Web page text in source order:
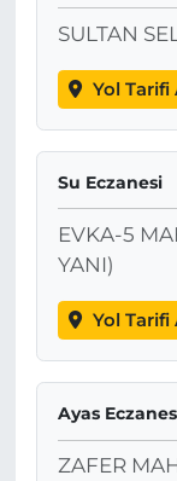
SULTAN
Yol Tarifi
Su Eczanesi
EVKA-5
YANI)
Yol Tarifi
Ayas
ZAFER